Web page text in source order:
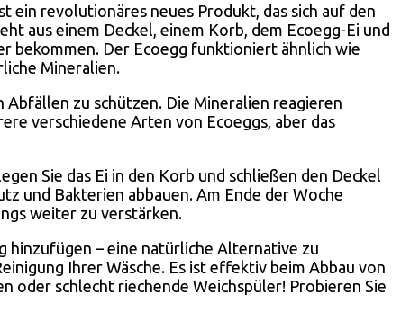
revolutionäres neues Produkt, das sich auf den
aus einem Deckel, einem Korb, dem Ecoegg-Ei und
bekommen. Der Ecoegg funktioniert ähnlich wie
Mineralien.
Abfällen zu schützen. Die Mineralien reagieren
verschiedene Arten von Ecoeggs, aber das
Sie das Ei in den Korb und schließen den Deckel
und Bakterien abbauen. Am Ende der Woche
weiter zu verstärken.
hinzufügen – eine natürliche Alternative zu
Ihrer Wäsche. Es ist effektiv beim Abbau von
oder schlecht riechende Weichspüler! Probieren Sie